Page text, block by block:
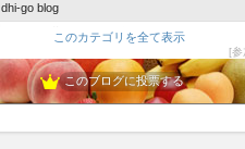
dhi-go blog
ゲームの世界でカメラ旅行｜ゲームの景色や動物、人を撮り
公式最新ゲームソフト2024
アーマードコア6まとめ速報JP
ゲーム最新情報
このカテゴリを全て表示
参
このブログに投票する